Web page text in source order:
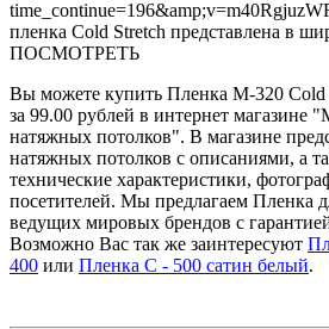
пленка Cold Stretch представлена в
ПОСМОТРЕТЬ
Вы можете купить Пленка М-320 Cold
за 99.00 рублей в интернет магазине
натяжных потолков". В магазине
натяжных потолков с описаниями, а
технические характеристики,
посетителей. Мы предлагаем Пленка
ведущих мировых брендов с
Возможно Вас так же заинтересуют
400 или Пленка С - 500 сатин белый.